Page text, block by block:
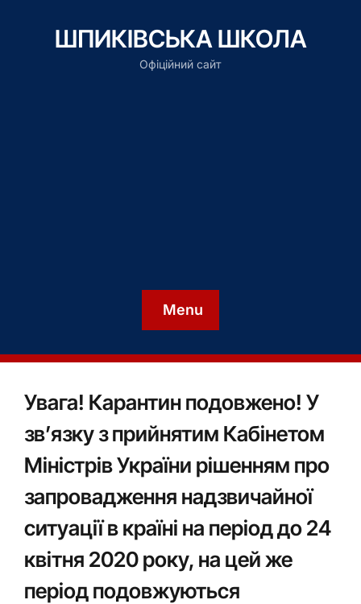
ШПИКІВСЬКА ШКОЛА
Офіційний сайт
Menu
Увага! Карантин подовжено! У
зв’язку з прийнятим Кабінетом
Міністрів України рішенням про
запровадження надзвичайної
ситуації в країні на період до 24
квітня 2020 року, на цей же
період подовжуються